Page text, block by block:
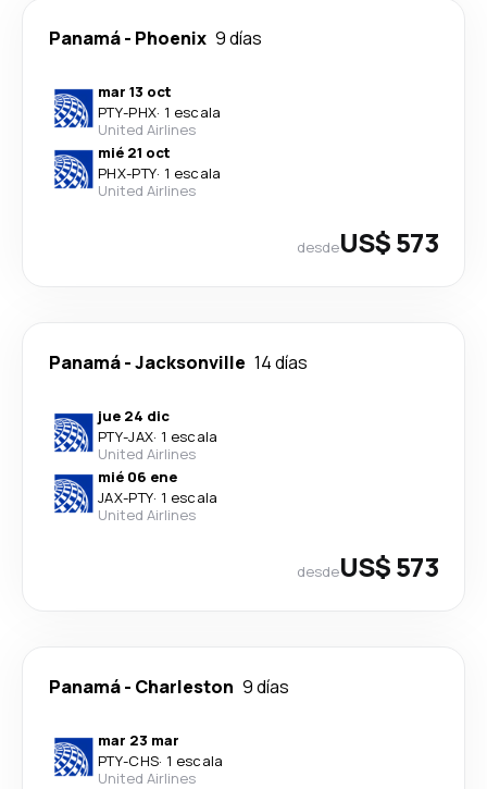
Panamá- Phoenix 9 días
mar 13 oct
PTY-PHX· 1 escala
United Airlines
mié 21 oct
PHX-PTY· 1 escala
United Airlines
desdeUS$ 573
Panamá-Jacksonville 14 días
jue 24 dic
PTY-JAX· 1 escala
United Airlines
mié 06 ene
JAX-PTY· 1 escala
United Airlines
desdeUS$ 573
Panamá- Charleston 9 días
mar 23 mar
PTY-CHS· 1 escala
United Airlines